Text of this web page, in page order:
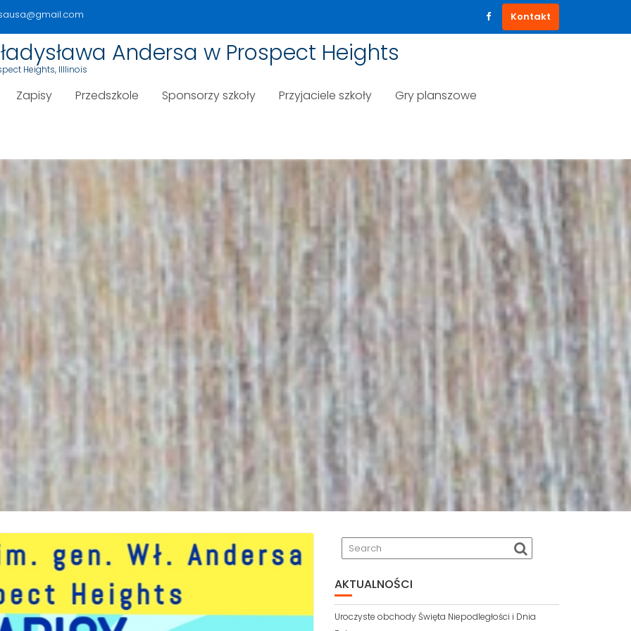
Kontakt
Andersa w Prospect Heights
Heights, Illlinois
Zapisy Przedszkole Sponsorzy szkoły Przyjaciele szkoły Gry planszowe
AKTUALNOŚCI
Uroczyste obchody Święta Niepodległości i Dnia